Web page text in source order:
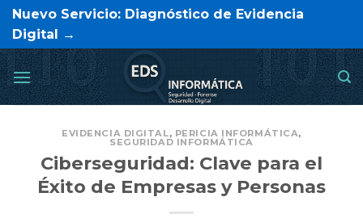
Saltar
contenido
Nuevo Servicio: Diagnóstico de Evidencia
Digital →
EVIDENCIA DIGITAL, PERICIA INFORMÁTICA,
SEGURIDAD INFORMÁTICA
Ciberseguridad: Clave para el
Éxito de Empresas y Personas